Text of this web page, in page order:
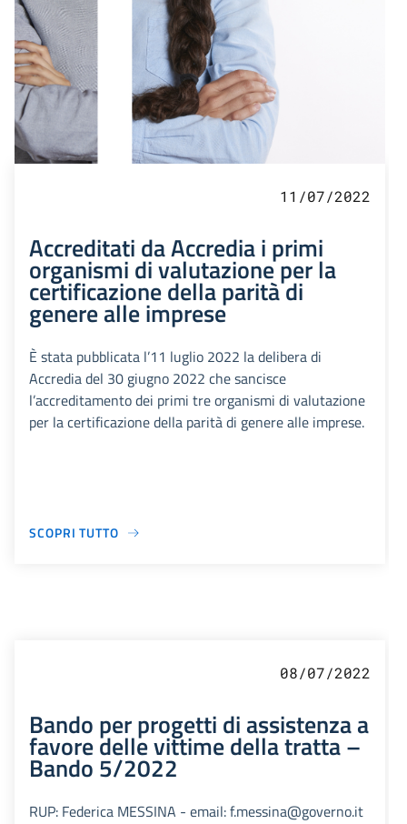
11/07/2022
Accreditati da Accredia i primi
organismi di valutazione per la
certificazione della parità di
genere alle imprese
È stata pubblicata l’11 luglio 2022 la delibera di
Accredia del 30 giugno 2022 che sancisce
l’accreditamento dei primi tre organismi di valutazione
per la certificazione della parità di genere alle imprese.
SCOPRI TUTTO
08/07/2022
Bando per progetti di assistenza a
favore delle vittime della tratta –
Bando 5/2022
RUP: Federica MESSINA - email: f.messina@governo.it